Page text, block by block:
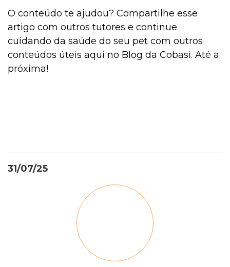
O conteúdo te ajudou? Compartilhe esse
artigo com outros tutores e continue
cuidando da saúde do seu pet com outros
conteúdos úteis aqui no Blog da Cobasi. Até a
próxima!
31/07/25